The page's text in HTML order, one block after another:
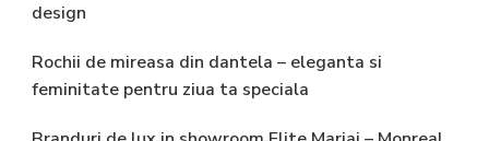
design
Rochii de mireasa din dantela – eleganta si
feminitate pentru ziua ta speciala